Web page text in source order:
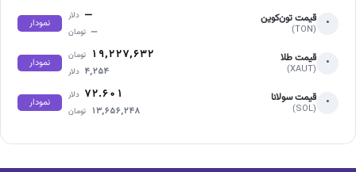
• قیمت تون‌کوین
(TON)
— دلار
— تومان
نمودار
• قیمت طلا
(XAUT)
۱۹,۲۲۷,۶۳۲ تومان
۴,۲۵۴ دلار
نمودار
• قیمت سولانا
(SOL)
۷۲.۶۰۱ دلار
۱۳,۶۵۶,۲۴۸ تومان
نمودار